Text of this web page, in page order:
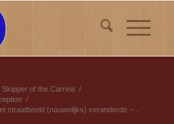
Skipper of the Carrina /
/
straatbeeld (nauwelijks) veranderde –...